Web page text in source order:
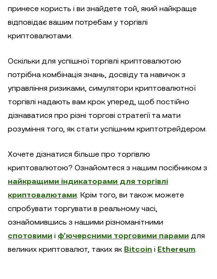
принесе користь і ви знайдете той, який найкраще
відповідає вашим потребам у торгівлі
криптовалютами.
Оскільки для успішної торгівлі криптовалютою
потрібна комбінація знань, досвіду та навичок з
управління ризиками, симулятори криптовалютної
торгівлі надають вам крок уперед, щоб постійно
дізнаватися про різні торгові стратегії та мати
розуміння того, як стати успішним криптотрейдером.
Хочете дізнатися більше про торгівлю
криптовалютою? Ознайомтеся з нашим посібником з
найкращими індикаторами для торгівлі
криптовалютами. Крім того, ви також можете
спробувати торгувати в реальному часі,
ознайомившись з нашими різноманітними
спотовими і ф’ючерсними торговими парами для
великих криптовалют, таких як Bitcoin і Ethereum.